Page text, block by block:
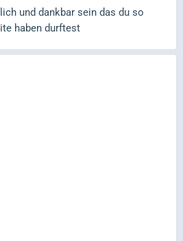
und dankbar sein das du so
haben durftest